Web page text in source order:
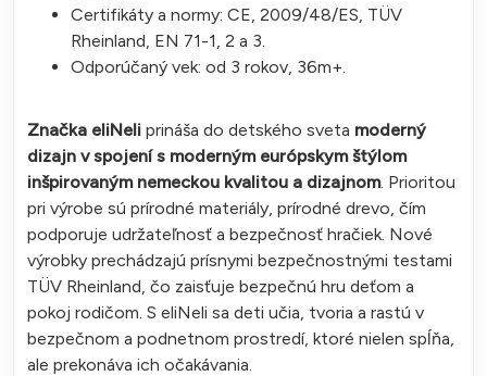
Certifikáty a normy: CE, 2009/48/ES, TÜV
Rheinland, EN 71-1, 2 a 3.
Odporúčaný vek: od 3 rokov, 36m+.
Značka eliNeli prináša do detského sveta moderný
dizajn v spojení s moderným európskym štýlom
inšpirovaným nemeckou kvalitou a dizajnom. Prioritou
pri výrobe sú prírodné materiály, prírodné drevo, čím
podporuje udržateľnosť a bezpečnosť hračiek. Nové
výrobky prechádzajú prísnymi bezpečnostnými testami
TÜV Rheinland, čo zaisťuje bezpečnú hru deťom a
pokoj rodičom. S eliNeli sa deti učia, tvoria a rastú v
bezpečnom a podnetnom prostredí, ktoré nielen spĺňa,
ale prekonáva ich očakávania.